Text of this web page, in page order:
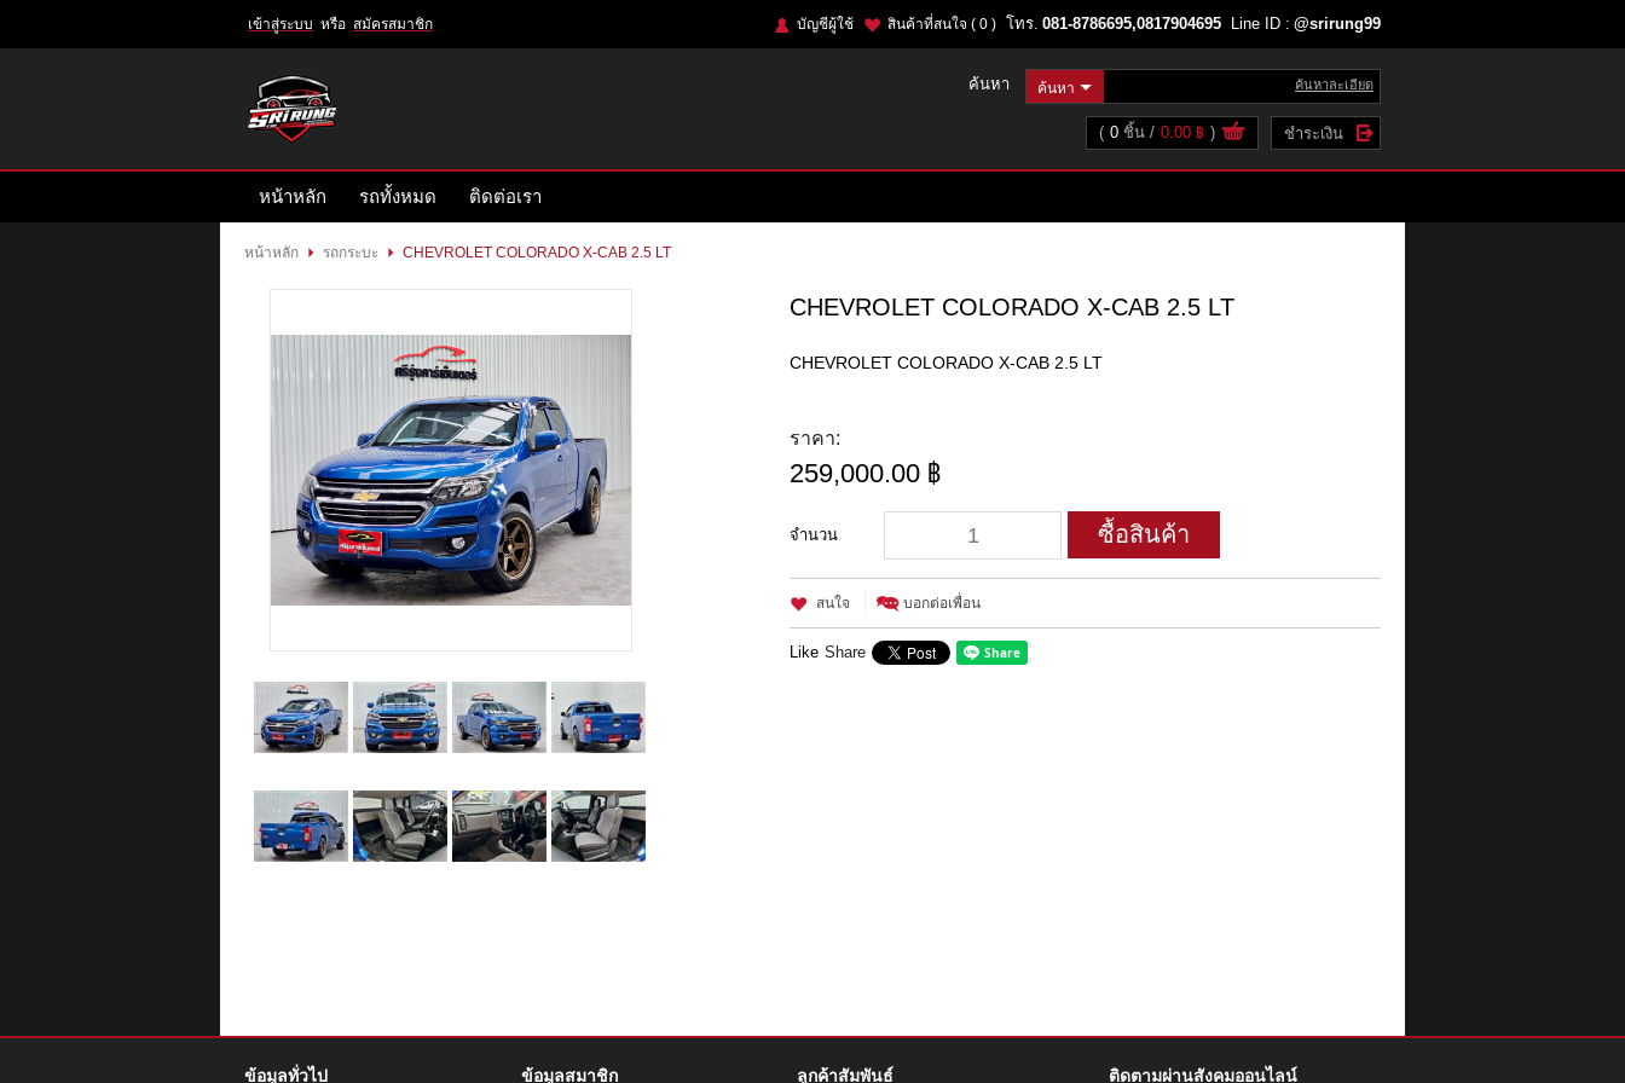
สมัคร
ติดต่อเรา
เข้าสู่ระบบ หรือ สมัครสมาชิก โทร. 081-8786695,0817904695 Line ID : @srirung99
สินค้าที่สนใจ ( 0 )
บัญชีผู้ใช้
ค้นหา ค้นหาละเอียด
( 0 ชิ้น 0.00 ฿ ) ชำระเงิน
หน้าหลัก รถทั้งหมด ติดต่อเรา
หน้าหลัก รถกระบะ CHEVROLET COLORADO X-CAB 2.5 LT
CHEVROLET COLORADO X-CAB 2.5 LT
CHEVROLET COLORADO X-CAB 2.5 LT
ราคา:
259,000.00 ฿
จำนวน ซื้อสินค้า
สนใจ บอกต่อเพื่อน
Like Share
ข้อมูลทั่วไป ข้อมูลสมาชิก ลูกค้าสัมพันธ์ ติดตามผ่านสังคมออนไลน์